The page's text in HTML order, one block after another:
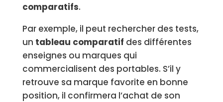
comparatifs.
Par exemple, il peut rechercher des tests,
un tableau comparatif des différentes
enseignes ou marques qui
commercialisent des portables. S’il y
retrouve sa marque favorite en bonne
position, il confirmera l’achat de son